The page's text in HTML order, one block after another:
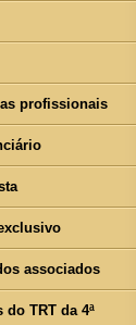
profissionais
associados
do TRT da 4ª